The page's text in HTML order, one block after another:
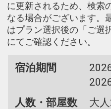
に更新されるため、検索
なる場合がございます。
はプラン選択後の「ご選
にてご確認ください。
宿泊期間
人数・部屋数
大